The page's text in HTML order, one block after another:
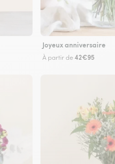
Joyeux anniversaire
À partir de42€95